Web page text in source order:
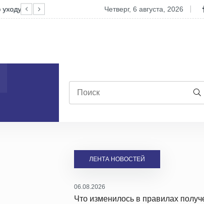
На полях Берестовицкого района
четверг, 6 августа, 2026
ЛЕНТА НОВОСТЕЙ
06.08.2026
Что изменилось в правилах